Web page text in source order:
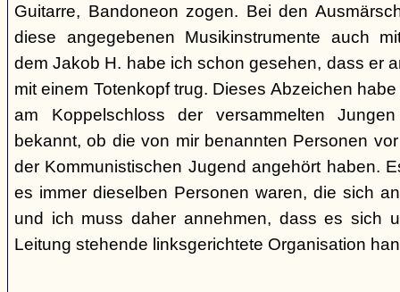
Guitarre, Bandoneon zogen. Bei den
diese angegebenen Musikinstrumente auch
dem Jakob H. habe ich schon gesehen, dass er
mit einem Totenkopf trug. Dieses Abzeichen
am Koppelschloss der versammelten
bekannt, ob die von mir benannten Personen
der Kommunistischen Jugend angehört haben.
es immer dieselben Personen waren, die sich
und ich muss daher annehmen, dass es sich
Leitung stehende linksgerichtete Organisation